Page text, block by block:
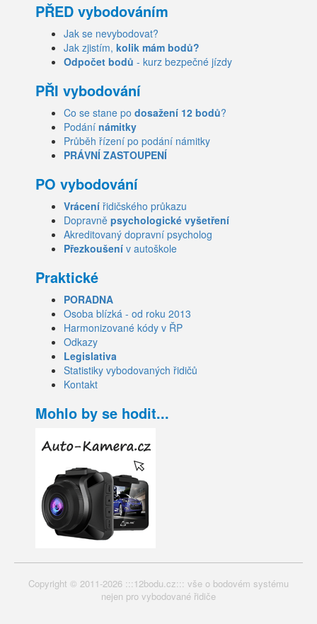
PŘED vybodováním
Jak se nevybodovat?
Jak zjistím, kolik mám bodů?
Odpočet bodů - kurz bezpečné jízdy
PŘI vybodování
Co se stane po dosažení 12 bodů?
Podání námitky
Průběh řízení po podání námitky
PRÁVNÍ ZASTOUPENÍ
PO vybodování
Vrácení řidičského průkazu
Dopravně psychologické vyšetření
Akreditovaný dopravní psycholog
Přezkoušení v autoškole
Praktické
PORADNA
Osoba blízká - od roku 2013
Harmonizované kódy v ŘP
Odkazy
Legislativa
Statistiky vybodovaných řidičů
Kontakt
Mohlo by se hodit...
Copyright © 2011-2026 :::12bodu.cz::: vše o bodovém systému
nejen pro vybodované řidiče